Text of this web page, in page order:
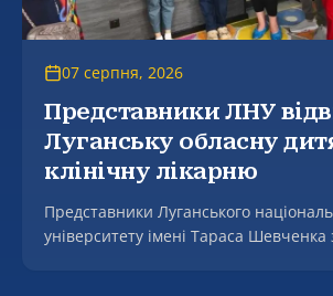
07 серпня, 2026
Представники ЛНУ
Луганську обласну
клінічну лікарню
Представники Луганського
університету імені Тараса Шевченка